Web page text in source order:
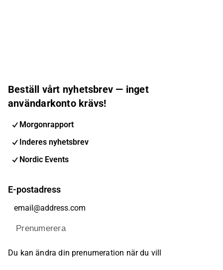
Beställ vårt nyhetsbrev — inget
användarkonto krävs!
Morgonrapport
Inderes nyhetsbrev
Nordic Events
E-postadress
Prenumerera
Du kan ändra din prenumeration när du vill